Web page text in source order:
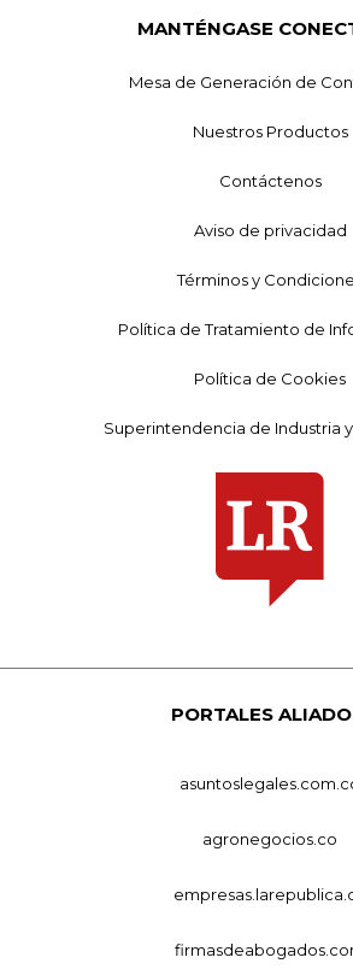
MANTÉNGASE
Mesa de Generación de
Nuestros Productos
Contáctenos
Aviso de privacidad
Términos y
Política de Tratamiento de
Política de Cookies
Superintendencia de Industria
PORTALES
agronegocios.co